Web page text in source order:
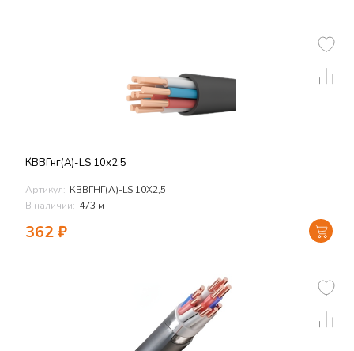
КВВГнг(А)-LS 10х2,5
Артикул: КВВГНГ(А)-LS 10Х2,5
В наличии: 473 м
362₽